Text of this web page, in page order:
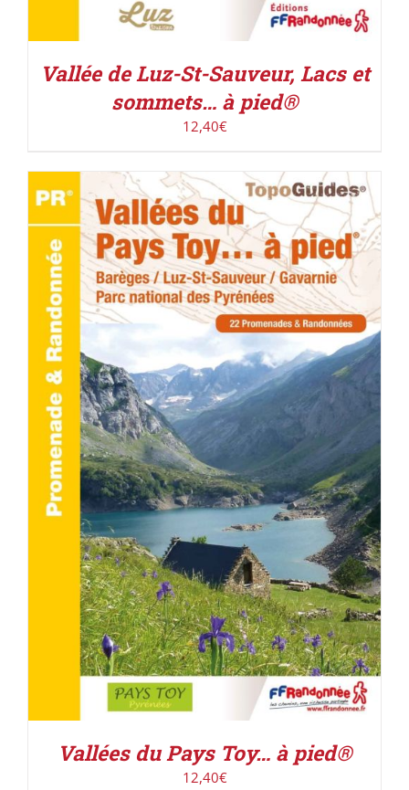
Vallée de Luz-St-Sauveur, Lacs et
sommets… à pied®
12,40€
ACHETER LE PRODUIT DÉTAILS
Vallées du Pays Toy… à pied®
12,40€